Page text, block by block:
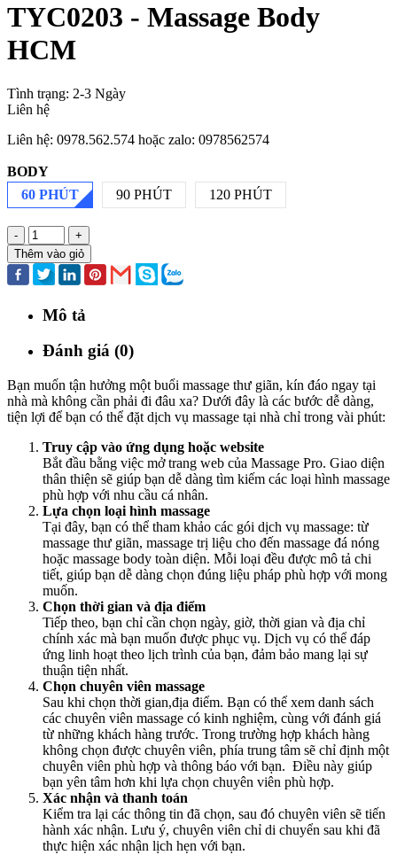
TYC0203 - Massage Body
HCM
Tình trạng: 2-3 Ngày
Liên hệ
Liên hệ: 0978.562.574 hoặc zalo: 0978562574
BODY
60 PHÚT
90 PHÚT 120 PHÚT
-
+
Thêm vào giỏ
Mô tả
Đánh giá (0)
Bạn muốn tận hưởng một buổi massage thư giãn, kín đáo ngay tại
nhà mà không cần phải đi đâu xa? Dưới đây là các bước dễ dàng,
tiện lợi để bạn có thể đặt dịch vụ massage tại nhà chỉ trong vài phút:
Truy cập vào ứng dụng hoặc website
Bắt đầu bằng việc mở trang web của Massage Pro. Giao diện
thân thiện sẽ giúp bạn dễ dàng tìm kiếm các loại hình massage
phù hợp với nhu cầu cá nhân.
Lựa chọn loại hình massage
Tại đây, bạn có thể tham khảo các gói dịch vụ massage: từ
massage thư giãn, massage trị liệu cho đến massage đá nóng
hoặc massage body toàn diện. Mỗi loại đều được mô tả chi
tiết, giúp bạn dễ dàng chọn đúng liệu pháp phù hợp với mong
muốn.
Chọn thời gian và địa điểm
Tiếp theo, bạn chỉ cần chọn ngày, giờ, thời gian và địa chỉ
chính xác mà bạn muốn được phục vụ. Dịch vụ có thể đáp
ứng linh hoạt theo lịch trình của bạn, đảm bảo mang lại sự
thuận tiện nhất.
Chọn chuyên viên massage
Sau khi chọn thời gian,địa điểm. Bạn có thể xem danh sách
các chuyên viên massage có kinh nghiệm, cùng với đánh giá
từ những khách hàng trước. Trong trường hợp khách hàng
không chọn được chuyên viên, phía trung tâm sẽ chỉ định một
chuyên viên phù hợp và thông báo với bạn. Điều này giúp
bạn yên tâm hơn khi lựa chọn chuyên viên phù hợp.
Xác nhận và thanh toán
Kiểm tra lại các thông tin đã chọn, sau đó chuyên viên sẽ tiến
hành xác nhận. Lưu ý, chuyên viên chỉ di chuyển sau khi đã
thực hiện xác nhận lịch hẹn với bạn.